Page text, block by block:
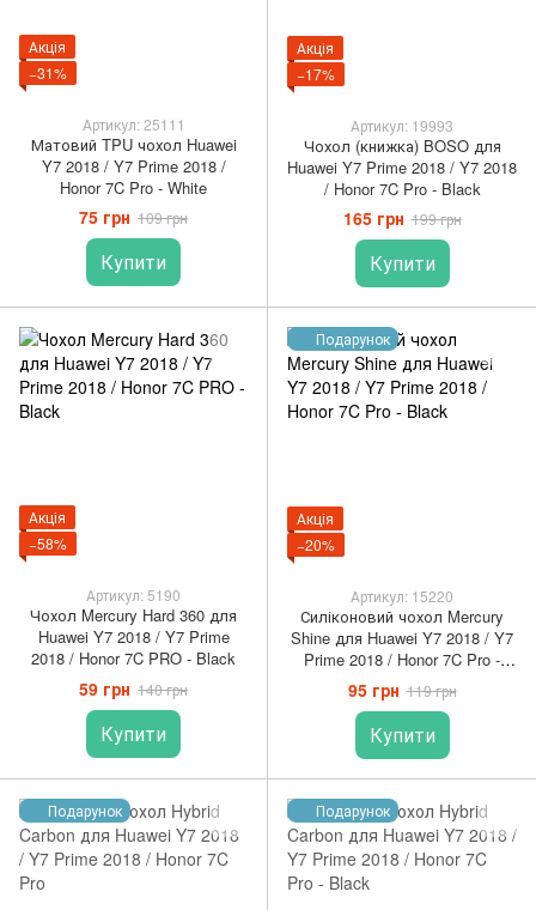
Акція
−31%
Артикул: 25111
Матовий TPU чохол Huawei
Y7 2018 / Y7 Prime 2018 /
Honor 7C Pro - White
75 грн 109 грн
Купити
Акція
−17%
Артикул: 19993
Чохол (книжка) BOSO для
Huawei Y7 Prime 2018 / Y7 2018
/ Honor 7C Pro - Black
165 грн 199 грн
Купити
Акція
−58%
Артикул: 5190
Чохол Mercury Hard 360 для
Huawei Y7 2018 / Y7 Prime
2018 / Honor 7C PRO - Black
59 грн 140 грн
Купити
Подарунок
Акція
−20%
Артикул: 15220
Силіконовий чохол Mercury
Shine для Huawei Y7 2018 / Y7
Prime 2018 / Honor 7C Pro -
Black
95 грн 119 грн
Купити
Подарунок Подарунок